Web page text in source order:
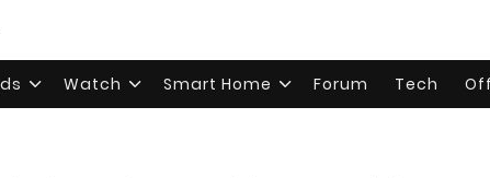
Watch Smart Home Forum Tech